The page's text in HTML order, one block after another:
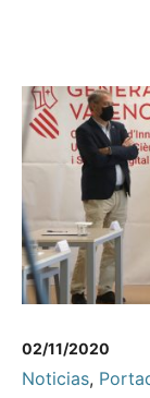
02/11/2020
Noticias,